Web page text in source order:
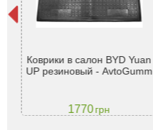
Коврики в салон BYD Yuan
UP резиновый - AvtoGumm
1770грн